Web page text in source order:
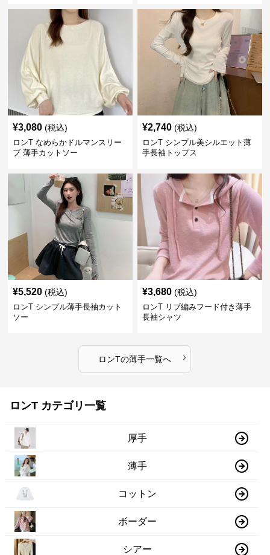
¥3,080 (税込)
ロンT なめらかドルマンスリー
ブ 薄手カットソー
¥2,740 (税込)
ロンT シンプル美シルエット薄
手長袖トップス
¥5,520 (税込)
ロンT シンプル薄手長袖カット
ソー
¥3,680 (税込)
ロンT リブ編みフード付き薄手
長袖シャツ
ロンTの薄手一覧へ ›
ロンT カテゴリ一覧
厚手
薄手
コットン
ボーダー
シアー